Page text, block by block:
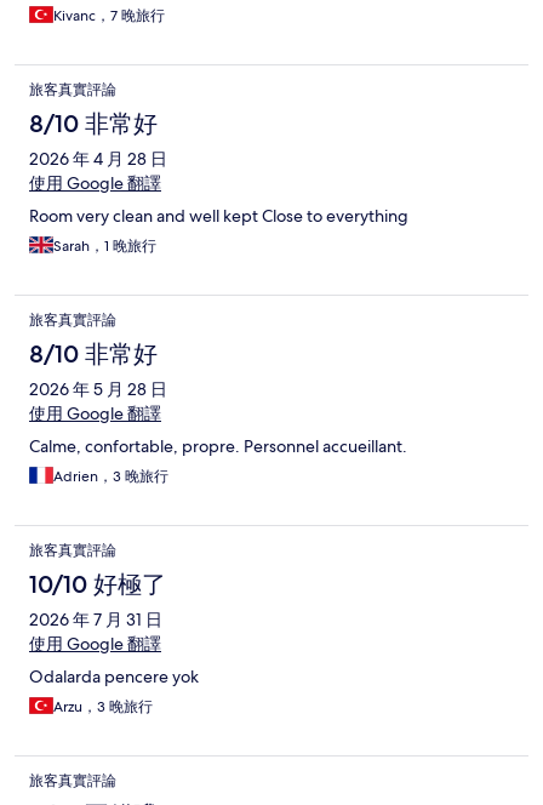
Kivanc，7 晚旅行
旅客真實評論
8/10 非常好
2026 年 4 月 28 日
使用 Google 翻譯
Room very clean and well kept Close to everything
Sarah，1 晚旅行
旅客真實評論
8/10 非常好
2026 年 5 月 28 日
使用 Google 翻譯
Calme, confortable, propre. Personnel accueillant.
Adrien，3 晚旅行
旅客真實評論
10/10 好極了
2026 年 7 月 31 日
使用 Google 翻譯
Odalarda pencere yok
Arzu，3 晚旅行
旅客真實評論